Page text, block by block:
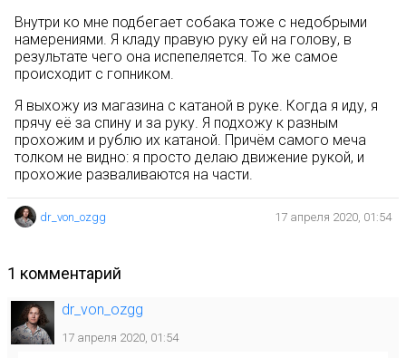
Внутри ко мне подбегает собака тоже с недобрыми
намерениями. Я кладу правую руку ей на голову, в
результате чего она испепеляется. То же самое
происходит с гопником.
Я выхожу из магазина с катаной в руке. Когда я иду, я
прячу её за спину и за руку. Я подхожу к разным
прохожим и рублю их катаной. Причём самого меча
толком не видно: я просто делаю движение рукой, и
прохожие разваливаются на части.
dr_von_ozgg 17 апреля 2020, 01:54
1 комментарий
dr_von_ozgg
17 апреля 2020, 01:54